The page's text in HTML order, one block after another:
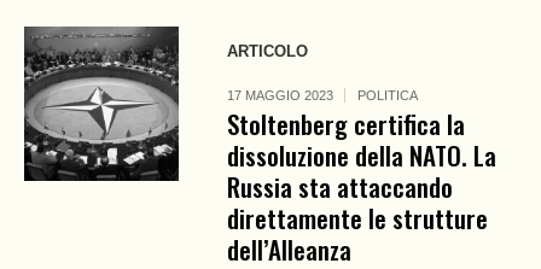
ARTICOLO
17 MAGGIO 2023 POLITICA
Stoltenberg certifica la
dissoluzione della NATO. La
Russia sta attaccando
direttamente le strutture
dell’Alleanza